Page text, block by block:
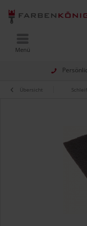
Menü
Übersicht